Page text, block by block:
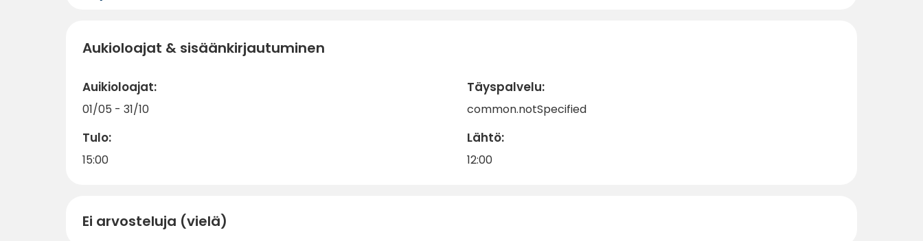
Aukioloajat & sisäänkirjautuminen
Auikioloajat:
01/05 - 31/10
Täyspalvelu:
common.notSpecified
Tulo:
15:00
Lähtö:
12:00
Ei arvosteluja (vielä)